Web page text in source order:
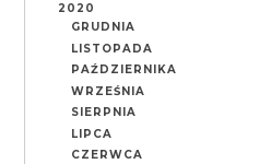
2020
GRUDNIA
LISTOPADA
PAŹDZIERNIKA
WRZEŚNIA
SIERPNIA
LIPCA
CZERWCA